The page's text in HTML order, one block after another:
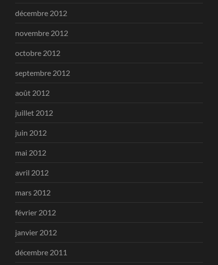
décembre 2012
novembre 2012
octobre 2012
septembre 2012
août 2012
juillet 2012
juin 2012
mai 2012
avril 2012
mars 2012
février 2012
janvier 2012
décembre 2011